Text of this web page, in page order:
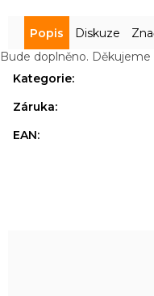
Popis Diskuze
Bude doplněno. Děkujeme
Kategorie:
Záruka:
EAN: